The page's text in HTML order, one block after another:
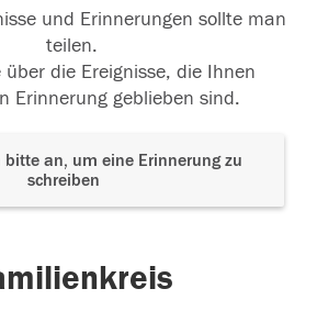
und Erinnerungen sollte man
teilen.
über die Ereignisse, die Ihnen
Erinnerung geblieben sind.
bitte an, um eine Erinnerung zu
schreiben